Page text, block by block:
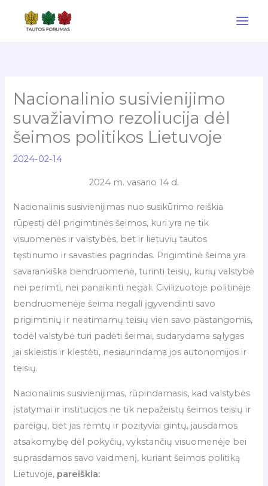
Nacionalinio susivienijimo
suvažiavimo rezoliucija dėl
šeimos politikos Lietuvoje
2024-02-14
2024 m. vasario 14 d.
Nacionalinis susivienijimas nuo susikūrimo reiškia
rūpestį dėl prigimtinės šeimos, kuri yra ne tik
visuomenės ir valstybės, bet ir lietuvių tautos
tęstinumo ir savasties pagrindas. Prigimtinė šeima yra
savarankiška bendruomenė, turinti teisių, kurių valstybė
nei perimti, nei panaikinti negali. Civilizuotoje politinėje
bendruomenėje šeima negali įgyvendinti savo
prigimtinių ir neatimamų teisių vien savo pastangomis,
todėl valstybė turi padėti šeimai, sudarydama sąlygas
jai skleistis ir klestėti, nesiaurindama jos autonomijos ir
teisių.
Nacionalinis susivienijimas, rūpindamasis, kad valstybės
įstatymai ir institucijos ne tik nepažeistų šeimos teisių ir
pareigų, bet jas remtų ir pozityviai gintų, jausdamos
atsakomybę dėl pokyčių, vykstančių visuomenėje bei
suprasdamos savo vaidmenį, kuriant šeimos politiką
Lietuvoje, pareiškia: